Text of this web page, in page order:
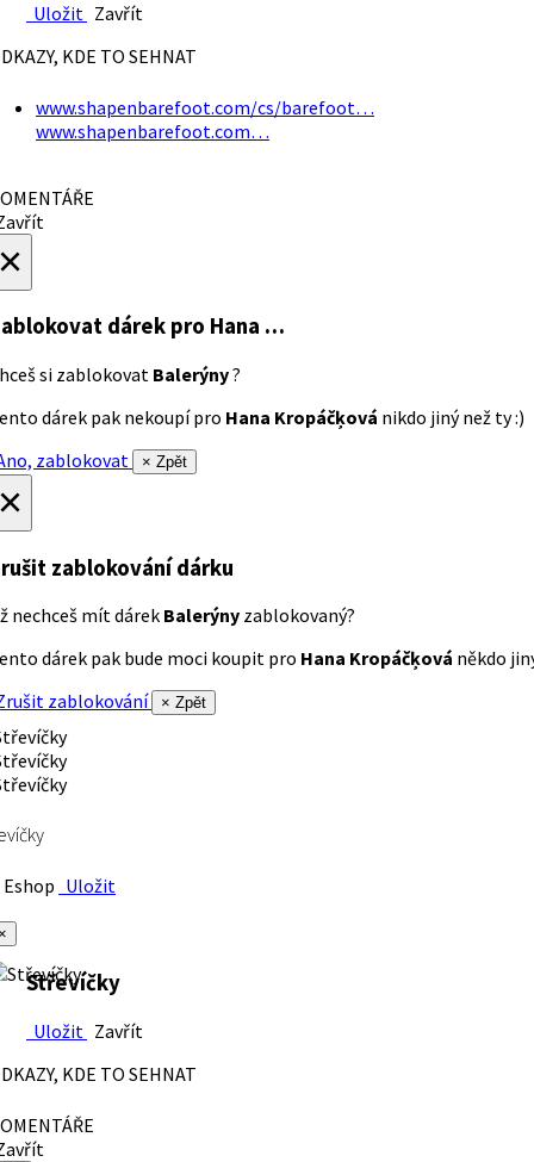
Uložit Zavřít
KDE TO SEHNAT
www.shapenbarefoot.com/cs/barefoot…
www.shapenbarefoot.com…
dárek pro Hana …
si zablokovat Balerýny?
dárek pak nekoupí pro Hana Kropáčķová nikdo jiný než ty :)
zablokovat
× Zpět
zablokování dárku
nechceš mít dárek Balerýny zablokovaný?
dárek pak bude moci koupit pro Hana Kropáčķová někdo
zablokování
× Zpět
Uložit
Střevíčky
Uložit Zavřít
KDE TO SEHNAT